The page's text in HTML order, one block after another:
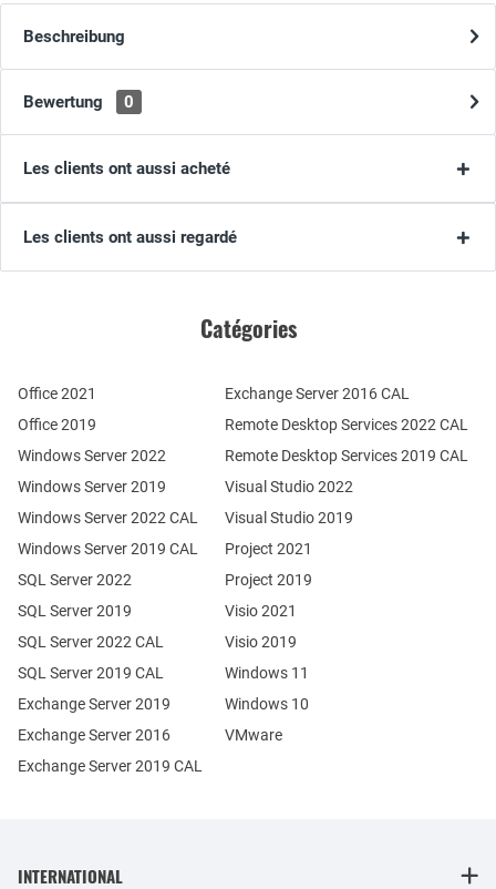
Beschreibung
Bewertung 0
Les clients ont aussi acheté
Les clients ont aussi regardé
Catégories
Office 2021
Office 2019
Windows Server 2022
Windows Server 2019
Exchange Server 2019
Exchange Server 2016
SQL Server 2022
SQL Server 2019
Windows Server 2022 CAL
Windows Server 2019 CAL
SQL Server 2022 CAL
SQL Server 2019 CAL
Remote Desktop Services 2022 CAL
Remote Desktop Services 2019 CAL
Exchange Server 2019 CAL
Exchange Server 2016 CAL
Visual Studio 2022
Visual Studio 2019
Project 2021
Project 2019
Visio 2021
Visio 2019
Windows 11
Windows 10
VMware
INTERNATIONAL